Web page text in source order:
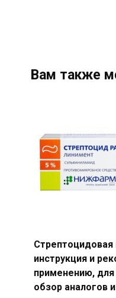
Вам также
Стрептоцидовая
инструкция и
применению, для
обзор аналогов